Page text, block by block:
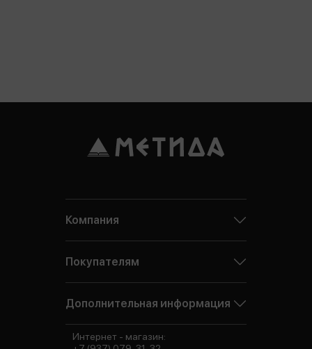
Компания
Покупателям
Дополнительная информация
Интернет - магазин: